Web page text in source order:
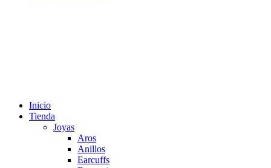
Inicio
Tienda
Joyas
Aros
Anillos
Earcuffs